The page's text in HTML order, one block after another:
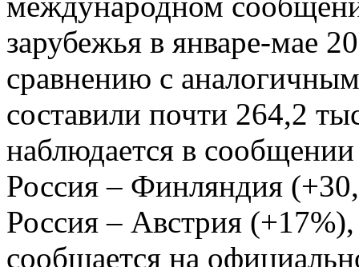
зарубежья в январе-мае
сравнению с
составили почти 264,2
наблюдается в
Россия – Финляндия
Россия – Австрия
сообщается на